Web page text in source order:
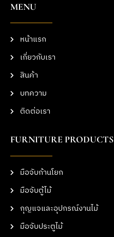
MENU
หน้าแรก
เกี่ยวกับเรา
สินค้า
บทความ
ติดต่อเรา
FURNITURE PRODUCTS
มือจับก้านโยก
มือจับตู้ไม้
กุญแจและอุปกรณ์งานไม้
มือจับประตูไม้